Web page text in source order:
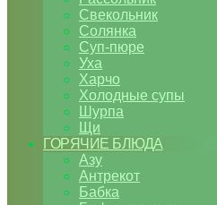
Свекольник
Солянка
Суп-пюре
Уха
Харчо
Холодные супы
Шурпа
Щи
ГОРЯЧИЕ БЛЮДА
Азу
Антрекот
Бабка